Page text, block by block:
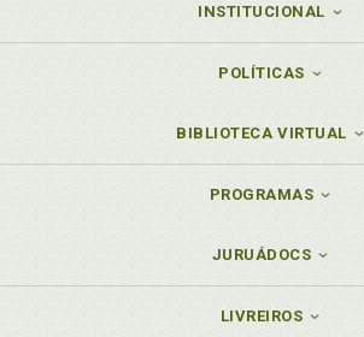
INSTITUCIONAL
POLÍTICAS
BIBLIOTECA VIRTUAL
PROGRAMAS
JURUÁDOCS
LIVREIROS